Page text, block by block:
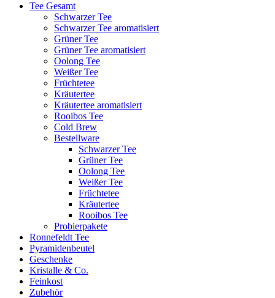
Tee Gesamt
Schwarzer Tee
Schwarzer Tee aromatisiert
Grüner Tee
Grüner Tee aromatisiert
Oolong Tee
Weißer Tee
Früchtetee
Kräutertee
Kräutertee aromatisiert
Rooibos Tee
Cold Brew
Bestellware
Schwarzer Tee
Grüner Tee
Oolong Tee
Weißer Tee
Früchtetee
Kräutertee
Rooibos Tee
Probierpakete
Ronnefeldt Tee
Pyramidenbeutel
Geschenke
Kristalle & Co.
Feinkost
Zubehör